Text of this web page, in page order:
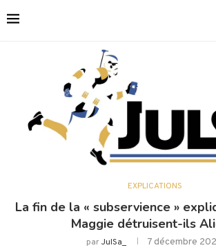
EXPLICATIONS
La fin de la « subservience »
Maggie détruisent-ils
parJulSa_ 7 décembre